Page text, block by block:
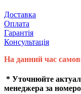
Доставка
Оплата
Гарантія
Консультація
На данний час
* Уточнюйте
менеджера за